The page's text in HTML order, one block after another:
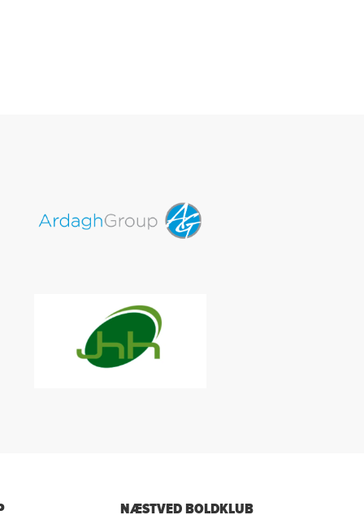
NÆSTVED BOLDKLUB